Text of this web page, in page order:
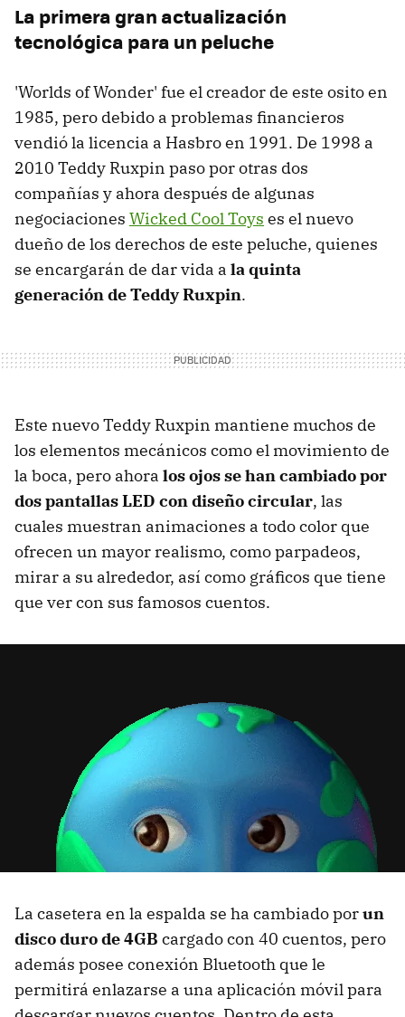
La primera gran actualización
tecnológica para un peluche
'Worlds of Wonder' fue el creador de este osito en
1985, pero debido a problemas financieros
vendió la licencia a Hasbro en 1991. De 1998 a
2010 Teddy Ruxpin paso por otras dos
compañías y ahora después de algunas
negociaciones Wicked Cool Toys es el nuevo
dueño de los derechos de este peluche, quienes
se encargarán de dar vida a la quinta
generación de Teddy Ruxpin.
Este nuevo Teddy Ruxpin mantiene muchos de
los elementos mecánicos como el movimiento de
la boca, pero ahora los ojos se han cambiado por
dos pantallas LED con diseño circular, las
cuales muestran animaciones a todo color que
ofrecen un mayor realismo, como parpadeos,
mirar a su alrededor, así como gráficos que tiene
que ver con sus famosos cuentos.
La casetera en la espalda se ha cambiado porun
disco duro de 4GB cargado con 40 cuentos, pero
además posee conexión Bluetooth que le
permitirá enlazarse a una aplicación móvil para